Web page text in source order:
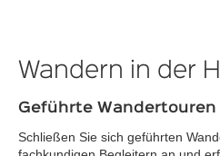
Wandern in der
Geführte Wandertouren
Schließen Sie sich geführten